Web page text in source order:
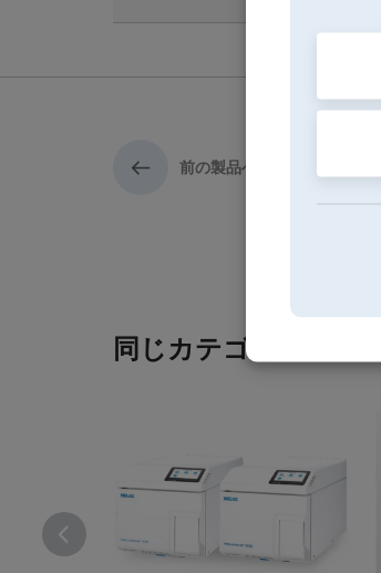
前の製品へ
同じカテゴリの製品